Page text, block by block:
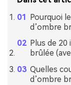
Pourquoi
d’ombre
Plus de
brûlée
Quelles
d’ombre